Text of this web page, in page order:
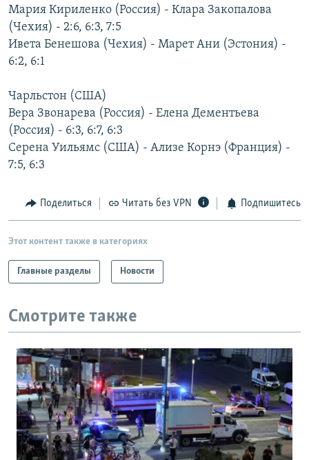
РАСПИСАНИЕ ВЕЩАНИЯ
ПОДПИШИТЕСЬ НА РАССЫЛКУ
Все сайты РСЕ/РС
Мария Кириленко (Россия) - Клара Закопалова
(Чехия) - 2:6, 6:3, 7:5
Ивета Бенешова (Чехия) - Марет Ани (Эстония) -
6:2, 6:1
Чарльстон (США)
Вера Звонарева (Россия) - Елена Дементьева
(Россия) - 6:3, 6:7, 6:3
Серена Уильямс (США) - Ализе Корнэ (Франция) -
7:5, 6:3
Поделиться Читать без VPN Подпишитесь
Этот контент также в категориях
Главные разделы Новости
Смотрите также